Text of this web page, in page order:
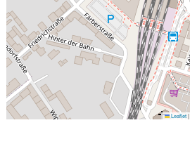
Leaflet|